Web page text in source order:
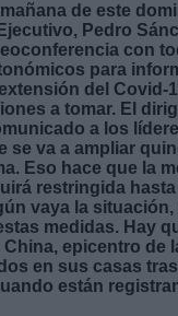
de este
Pedro
con
para
del Covid-
a tomar. El
a los
se va a ampliar
Eso hace que la
restringida hasta
vaya la situación,
medidas. Hay
China, epicentro de
en sus casas
están
link